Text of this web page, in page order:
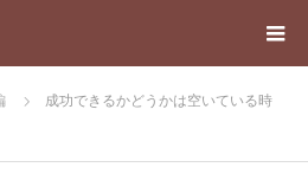
成功できるかどうかは空いている時